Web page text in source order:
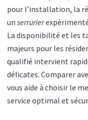
pour l’installation, la
un serrurier
La disponibilité et les
majeurs pour les
qualifié intervient
délicates. Comparer
vous aide à choisir le
service optimal et